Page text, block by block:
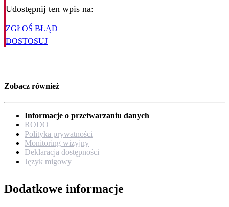
Udostępnij ten wpis na:
ZGŁOŚ BŁĄD
DOSTOSUJ
Zobacz również
Informacje o przetwarzaniu danych
RODO
Polityka prywatności
Monitoring wizyjny
Deklaracja dostępności
Język migowy
Dodatkowe informacje